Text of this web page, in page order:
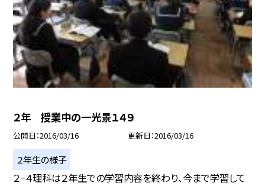
２年 授業中の一光景１４９
公開日 2016/03/16 更新日 2016/03/16
２年生の様子
２−４理科は２年生での学習内容を終わり、今まで学習して